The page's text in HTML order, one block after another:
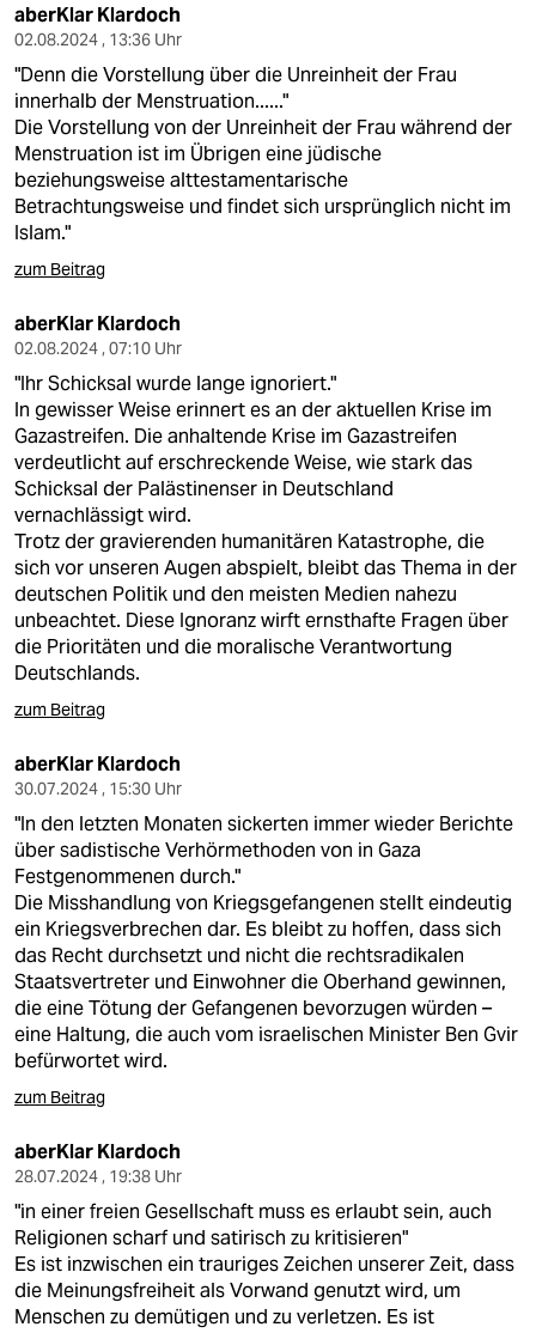
aberKlar Klardoch
02.08.2024 , 13:36 Uhr
"Denn die Vorstellung über die Unreinheit der Frau
innerhalb der Menstruation......"
Die Vorstellung von der Unreinheit der Frau während der
Menstruation ist im Übrigen eine jüdische
beziehungsweise alttestamentarische
Betrachtungsweise und findet sich ursprünglich nicht im
Islam."
zum Beitrag
aberKlar Klardoch
02.08.2024 , 07:10 Uhr
"Ihr Schicksal wurde lange ignoriert."
In gewisser Weise erinnert es an der aktuellen Krise im
Gazastreifen. Die anhaltende Krise im Gazastreifen
verdeutlicht auf erschreckende Weise, wie stark das
Schicksal der Palästinenser in Deutschland
vernachlässigt wird.
Trotz der gravierenden humanitären Katastrophe, die
sich vor unseren Augen abspielt, bleibt das Thema in der
deutschen Politik und den meisten Medien nahezu
unbeachtet. Diese Ignoranz wirft ernsthafte Fragen über
die Prioritäten und die moralische Verantwortung
Deutschlands.
zum Beitrag
aberKlar Klardoch
30.07.2024 , 15:30 Uhr
"In den letzten Monaten sickerten immer wieder Berichte
über sadistische Verhörmethoden von in Gaza
Festgenommenen durch."
Die Misshandlung von Kriegsgefangenen stellt eindeutig
ein Kriegsverbrechen dar. Es bleibt zu hoffen, dass sich
das Recht durchsetzt und nicht die rechtsradikalen
Staatsvertreter und Einwohner die Oberhand gewinnen,
die eine Tötung der Gefangenen bevorzugen würden –
eine Haltung, die auch vom israelischen Minister Ben Gvir
befürwortet wird.
zum Beitrag
aberKlar Klardoch
28.07.2024 , 19:38 Uhr
"in einer freien Gesellschaft muss es erlaubt sein, auch
Religionen scharf und satirisch zu kritisieren"
Es ist inzwischen ein trauriges Zeichen unserer Zeit, dass
die Meinungsfreiheit als Vorwand genutzt wird, um
Menschen zu demütigen und zu verletzen. Es ist